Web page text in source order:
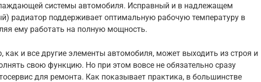
системы автомобиля. Исправный и в надлежащем
радиатор поддерживает оптимальную рабочую температуру в
ему работать на полную мощность.
как и все другие элементы автомобиля, может выходить из строя и
свою функцию. Но при этом вовсе не обязательно сразу
для ремонта. Как показывает практика, в большинстве